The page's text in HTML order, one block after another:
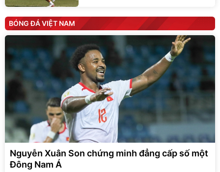
BÓNG ĐÁ VIỆT NAM
Nguyễn Xuân Son chứng minh đẳng cấp số một
Đông Nam Á